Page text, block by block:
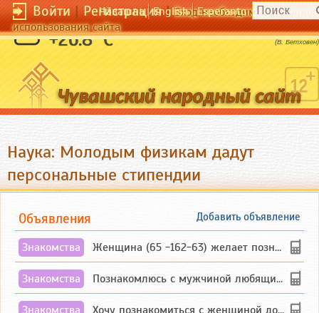
Войти|Регистрация|Вход необходим для
использования сайта
Чӑвашла English Esperanto
+26.8 °C Музыка - народная потребность.
(В. Бетховен)
Наука: Молодым физикам дадут
персональные стипендии
Добавить объявление
Объявления
Знакомства Женщина (65 -162-63) желает познакомиться с одиноким, добродушным, без вредных ...
Знакомства Познакомлюсь с мужчиной любящим танцевать и петь на родном чувашском языке
Знакомства Хочу познакомиться с женщиной до 55 лет чувашской или русской национальности дл...